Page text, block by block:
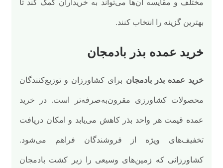
مختلف و مقایسه آن‌ها می‌تواند به خریداران کمک کند تا
بهترین گزینه را انتخاب کنند.
خرید عمده بذر بادمجان
خرید عمده بذر بادمجان برای کشاورزان و توزیع‌کنندگان
محصولات کشاورزی مقرون‌به‌صرفه‌تر است. در خرید
عمده قیمت هر واحد بذر کاهش می‌یابد و امکان دریافت
تخفیف‌های ویژه از فروشندگان فراهم می‌شود.
کشاورزانی که زمین‌های وسیعی را زیر کشت بادمجان